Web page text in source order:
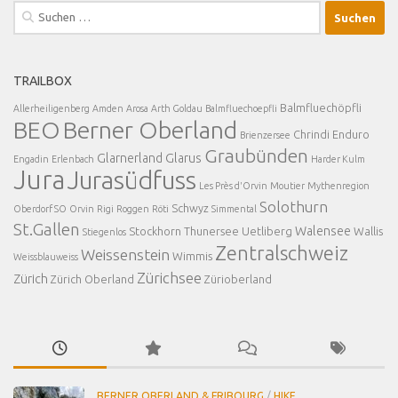
Suchen
nach:
TRAILBOX
Allerheiligenberg Amden Arosa Arth Goldau Balmfluechoepfli Balmfluechöpfli
BEO Berner Oberland Brienzersee Chrindi Enduro
Engadin Erlenbach Glarnerland Glarus Graubünden Harder Kulm
JuraJurasüdfuss Les Près d'Orvin Moutier Mythenregion
Oberdorf SO Orvin Rigi Roggen Röti Schwyz Simmental Solothurn
St.Gallen Stiegenlos Stockhorn Thunersee Uetliberg Walensee Wallis
Weissblauweiss Weissenstein Wimmis Zentralschweiz
Zürich Zürich Oberland Zürichsee Zürioberland